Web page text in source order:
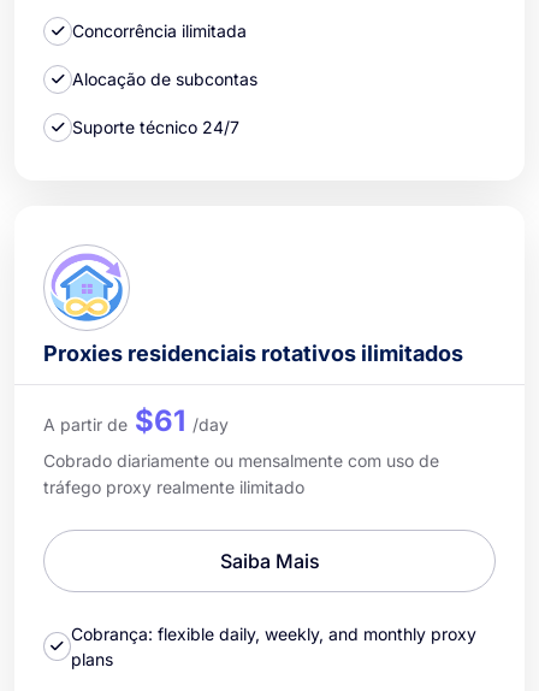
Concorrência ilimitada
Alocação de subcontas
Suporte técnico 24/7
Proxies residenciais rotativos ilimitados
A partir de $61 /day
Cobrado diariamente ou mensalmente com uso de
tráfego proxy realmente ilimitado
Saiba Mais
Cobrança: flexible daily, weekly, and monthly proxy
plans